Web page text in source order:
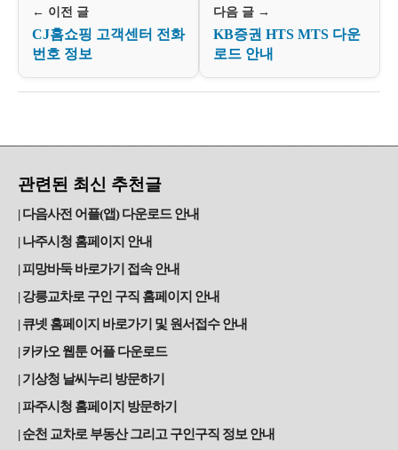
← 이전 글
CJ홈쇼핑 고객센터 전화
번호 정보
다음 글 →
KB증권 HTS MTS 다운
로드 안내
관련된 최신 추천글
다음사전 어플(앱) 다운로드 안내
나주시청 홈페이지 안내
피망바둑 바로가기 접속 안내
강릉교차로 구인 구직 홈페이지 안내
큐넷 홈페이지 바로가기 및 원서접수 안내
카카오 웹툰 어플 다운로드
기상청 날씨누리 방문하기
파주시청 홈페이지 방문하기
순천 교차로 부동산 그리고 구인구직 정보 안내